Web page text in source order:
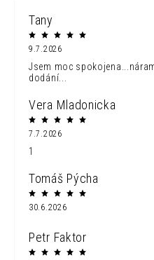
Tany
9.7.2026
Jsem moc
dodání...
Vera Mladonicka
7.7.2026
1
Tomáš Pýcha
30.6.2026
Petr Faktor